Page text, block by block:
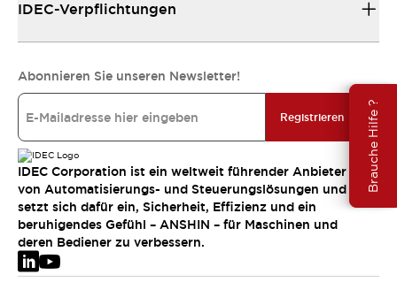
Brauche Hilfe ?
IDEC-Verpflichtungen
Abonnieren Sie unseren Newsletter!
Registrieren
IDEC Corporation ist ein weltweit führender Anbieter
von Automatisierungs- und Steuerungslösungen und
setzt sich dafür ein, Sicherheit, Effizienz und ein
beruhigendes Gefühl – ANSHIN – für Maschinen und
deren Bediener zu verbessern.